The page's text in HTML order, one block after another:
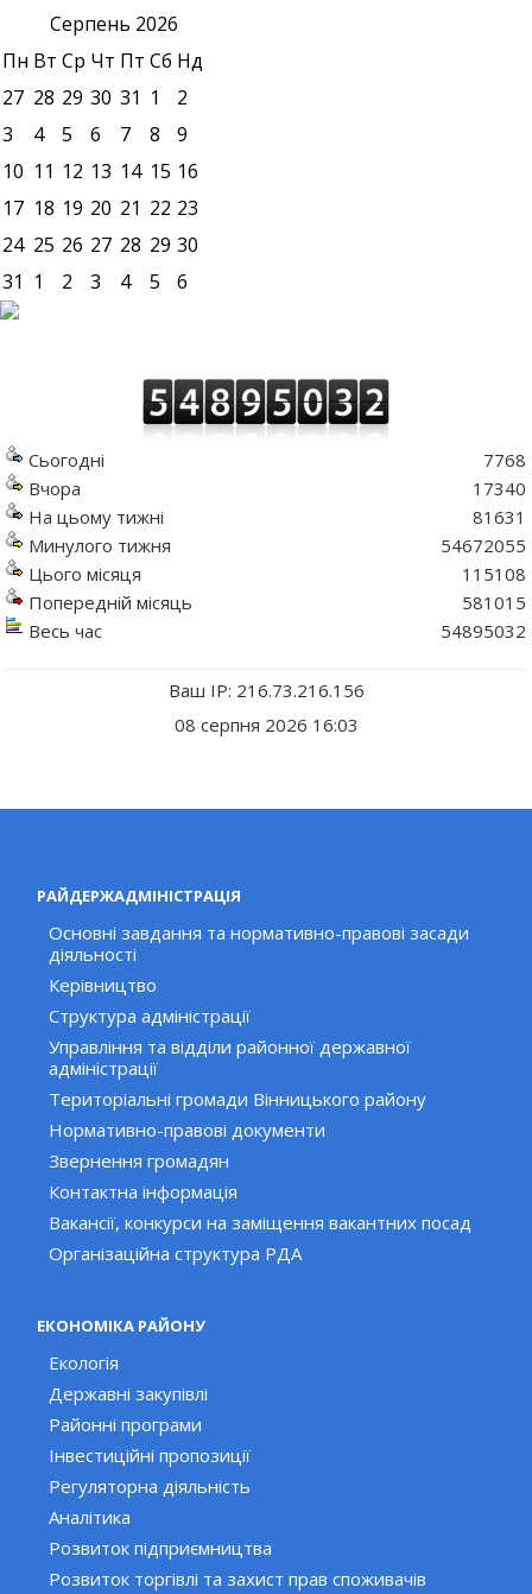
Серпень 2026
Пн Вт Ср Чт Пт Сб Нд
27 28 29 30 31 1
2
3
4 5 6 7 8
9
10 11 12 13 14 15 16
17 18 19 20 21 22 23
24 25 26 27 28 29 30
31 1 2 3 4 5 6
Сьогодні
Вчора
На цьому тижні
Минулого тижня
Цього місяця
Попередній місяць
Весь час
7768
17340
81631
54672055
115108
581015
54895032
Ваш IP: 216.73.216.156
08 серпня 2026 16:03
РАЙДЕРЖАДМІНІСТРАЦІЯ
Основні завдання та нормативно-правові засади
діяльності
Керівництво
Структура адміністрації
Управління та відділи районної державної
адміністрації
Територіальні громади Вінницького району
Нормативно-правові документи
Звернення громадян
Контактна інформація
Вакансії, конкурси на заміщення вакантних посад
Організаційна структура РДА
ЕКОНОМІКА РАЙОНУ
Екологія
Державні закупівлі
Районні програми
Інвестиційні пропозиції
Регуляторна діяльність
Аналітика
Розвиток підприємництва
Розвиток торгівлі та захист прав споживачів